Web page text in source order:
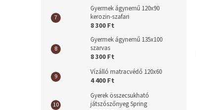
Gyermek ágynemű 120x90
kerozin-szafari
8 300 Ft
Gyermek ágynemű 135x100
szarvas
8 300 Ft
Vízálló matracvédő 120x60
4 400 Ft
Gyerek összecsukható
játszószőnyeg Spring